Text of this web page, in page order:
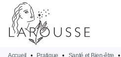
MENU
PIED DE PAGE
Accueil • Pratique • Santé et Bien-être •